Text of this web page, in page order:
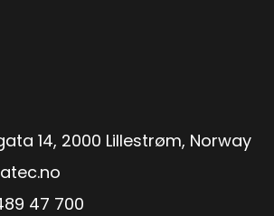
14, 2000 Lillestrøm, Norway
47 700